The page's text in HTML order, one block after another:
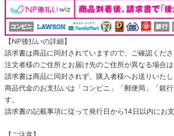
【NP後払いの詳細】
請求書は商品に同封されていますので、ご確認くださ
注文者様のご住所とお届け先のご住所が異なる場合は
請求書は商品に同封されず、購入者様へお送りいたし
商品代金のお支払いは「コンビニ」「郵便局」「銀
す。
請求書の記載事項に従って発行日から14日以内にお支